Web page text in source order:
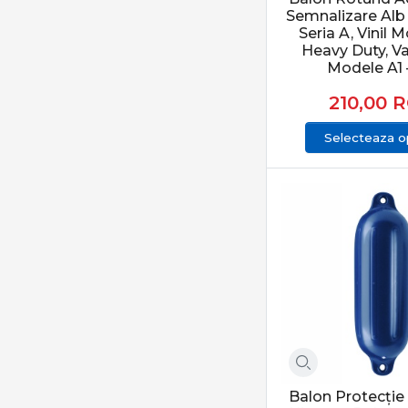
Dimensiunea se
un balon cilindric
Se recomandă
care pot deveni
Semnalizare
Seria A, Vinil
Heavy Duty,
Modele A1
210,00
Selecteaza
Balon